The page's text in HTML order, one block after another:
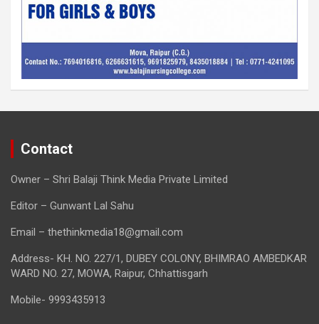
Contact
Owner – Shri Balaji Think Media Private Limited
Editor – Gunwant Lal Sahu
Email – thethinkmedia18@gmail.com
Address- KH. NO. 227/1, DUBEY COLONY, BHIMRAO AMBEDKAR
WARD NO. 27, MOWA, Raipur, Chhattisgarh
Mobile- 9993435913